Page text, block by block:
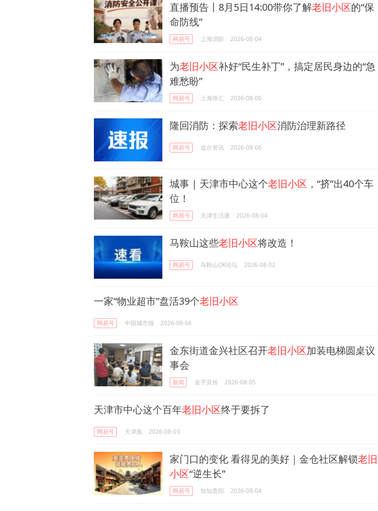
直播预告丨8月5日14:00带你了解老旧小区的“保
命防线”
网易号 上海消防 2026-08-04
为老旧小区补好“民生补丁”，搞定居民身边的“急
难愁盼”
网易号 上海徐汇 2026-08-06
隆回消防：探索老旧小区消防治理新路径
网易号 金台资讯 2026-08-06
城事 | 天津市中心这个老旧小区 ，“挤”出40个车
位！
网易号 天津生活通 2026-08-04
马鞍山这些老旧小区将改造！
网易号 马鞍山OK论坛 2026-08-02
一家“物业超市”盘活39个老旧小区
网易号 中国城市报 2026-08-06
金东街道金兴社区召开老旧小区加装电梯圆桌议
事会
新闻 金平宣传 2026-08-05
天津市中心这个百年老旧小区终于要拆了
网易号 天津族 2026-08-03
家门口的变化 看得见的美好｜金仓社区解锁老旧
小区“逆生长”
网易号 知知贵阳 2026-08-04